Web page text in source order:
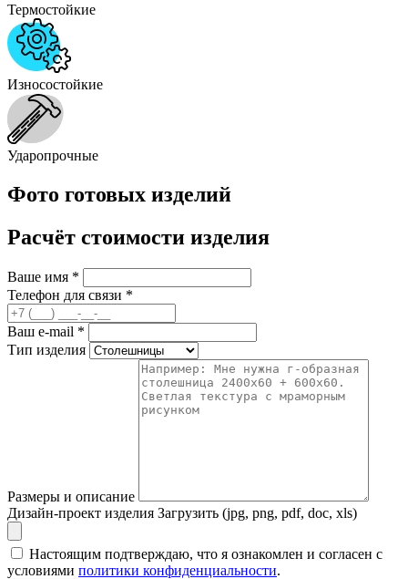
Термостойкие
Износостойкие
Ударопрочные
Фото готовых изделий
Расчёт стоимости изделия
Ваше имя *
Телефон для связи *
Ваш e-mail *
Тип изделия
Размеры и описание
Дизайн-проект изделия Загрузить (jpg, png, pdf, doc, xls)
Настоящим подтверждаю, что я ознакомлен и согласен с
условиями политики конфиденциальности.